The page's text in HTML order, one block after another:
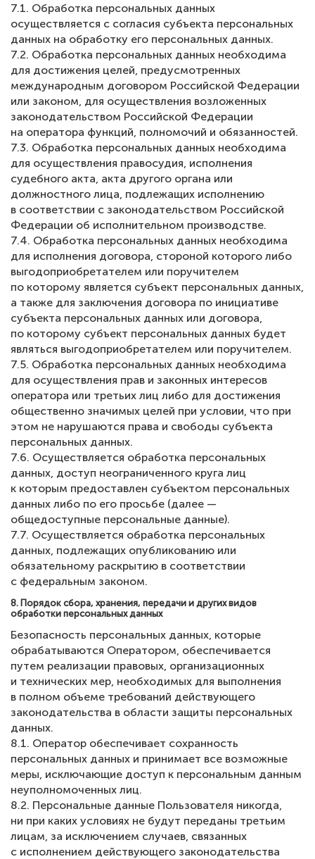
7.1. Обработка персональных данных
осуществляется с согласия субъекта персональных
данных на обработку его персональных данных.
7.2. Обработка персональных данных необходима
для достижения целей, предусмотренных
международным договором Российской Федерации
или законом, для осуществления возложенных
законодательством Российской Федерации
на оператора функций, полномочий и обязанностей.
7.3. Обработка персональных данных необходима
для осуществления правосудия, исполнения
судебного акта, акта другого органа или
должностного лица, подлежащих исполнению
в соответствии с законодательством Российской
Федерации об исполнительном производстве.
7.4. Обработка персональных данных необходима
для исполнения договора, стороной которого либо
выгодоприобретателем или поручителем
по которому является субъект персональных данных,
а также для заключения договора по инициативе
субъекта персональных данных или договора,
по которому субъект персональных данных будет
являться выгодоприобретателем или поручителем.
7.5. Обработка персональных данных необходима
для осуществления прав и законных интересов
оператора или третьих лиц либо для достижения
общественно значимых целей при условии, что при
этом не нарушаются права и свободы субъекта
персональных данных.
7.6. Осуществляется обработка персональных
данных, доступ неограниченного круга лиц
к которым предоставлен субъектом персональных
данных либо по его просьбе (далее —
общедоступные персональные данные).
7.7. Осуществляется обработка персональных
данных, подлежащих опубликованию или
обязательному раскрытию в соответствии
с федеральным законом.
8. Порядок сбора, хранения, передачи и других видов
обработки персональных данных
Безопасность персональных данных, которые
обрабатываются Оператором, обеспечивается
путем реализации правовых, организационных
и технических мер, необходимых для выполнения
в полном объеме требований действующего
законодательства в области защиты персональных
данных.
8.1. Оператор обеспечивает сохранность
персональных данных и принимает все возможные
меры, исключающие доступ к персональным данным
неуполномоченных лиц.
8.2. Персональные данные Пользователя никогда,
ни при каких условиях не будут переданы третьим
лицам, за исключением случаев, связанных
с исполнением действующего законодательства